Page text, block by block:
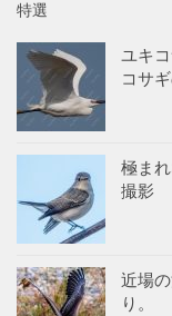
特選
ユキ
コサ
極ま
撮影
近場
り。